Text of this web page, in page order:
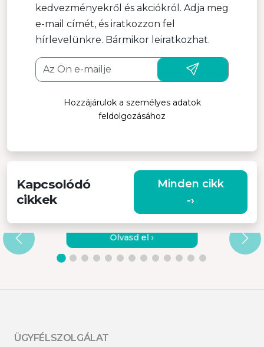
kedvezményekről és akciókról. Adja meg
e-mail címét, és iratkozzon fel
hírlevelünkre. Bármikor leiratkozhat.
Hozzájárulok a személyes adatok
feldolgozásához
Kapcsolódó
cikkek
Minden cikk
-›
LAPTOPÁLLVÁNYOK – MELYEK A
MEGFELELŐ ANYAGOK?
Olvasd el ›
ÜGYFÉLSZOLGÁLAT